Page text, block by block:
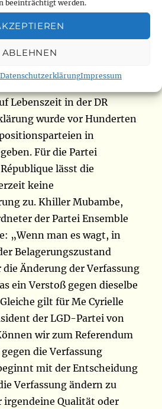
beeinträchtigt werden.
ABLEHNEN
DatenschutzerklärungImpressum
zusammengeschlossen
laut und deutlich sagen.
Lebenszeit in der DR
wurde vor Hunderten
in
Für die Partei
lässt die
keine
zu. Khiller Mubambe,
der Partei Ensemble
„Wenn man es wagt, in
Belagerungszustand
Änderung der Verfassung
ein Verstoß gegen dieselbe
gilt für Me Cyrielle
der LGD-Partei von
wir zum Referendum
die Verfassung
mit der Entscheidung
Verfassung ändern zu
irgendeine Qualität oder